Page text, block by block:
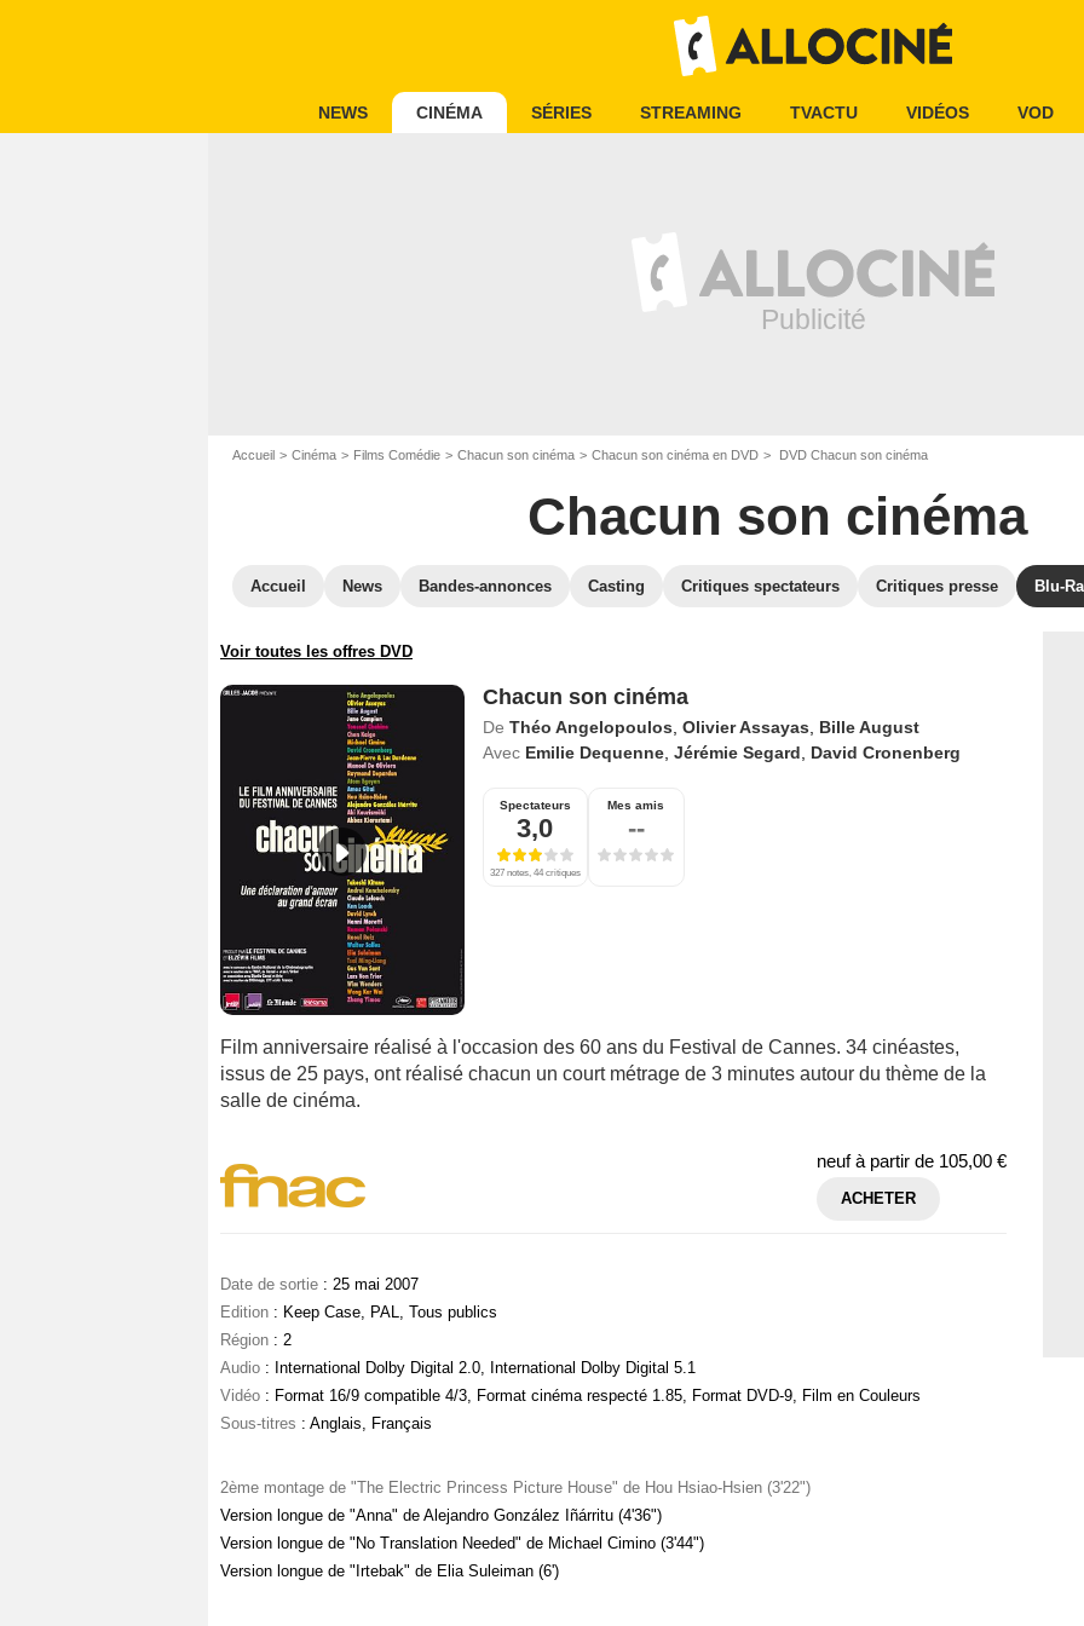
NEWS CINÉMA SÉRIES STREAMING TVACTU VIDÉOS VOD
Accueil Cinéma Films Comédie Chacun son cinéma Chacun son cinéma en DVD DVD Chacun son cinéma
Chacun son cinéma
Accueil News Bandes-annonces Casting Critiques spectateurs Critiques presse Blu-
Voir toutes les offres DVD
Chacun son cinéma
De Théo Angelopoulos Olivier Assayas
Bille August
Avec Emilie Dequenne, Jérémie Segard David Cronenberg
Spectateurs
3,0
327 notes, 44 critiques
Mes amis
--
Film anniversaire réalisé à l'occasion des 60 ans du Festival de Cannes. 34 cinéastes,
issus de 25 pays, ont réalisé chacun un court métrage de 3 minutes autour du thème de la
salle de cinéma.
neuf à partir de 105,00 €
ACHETER
Date de sortie : 25 mai 2007
Edition : Keep Case, PAL, Tous publics
Région : 2
Audio : International Dolby Digital 2.0, International Dolby Digital 5.1
Vidéo : Format 16/9 compatible 4/3, Format cinéma respecté 1.85, Format DVD-9, Film en Couleurs
Sous-titres : Anglais, Français
2ème montage de "The Electric Princess Picture House" de Hou Hsiao-Hsien (3'22")
Version longue de "Anna" de Alejandro González Iñárritu (4'36")
Version longue de "No Translation Needed" de Michael Cimino (3'44")
Version longue de "Irtebak" de Elia Suleiman (6')